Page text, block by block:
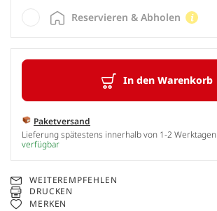
In den Warenkorb
Paketversand
Lieferung spätestens innerhalb von 1-2 Werktagen
verfügbar
Reservieren & Abholen
WEITEREMPFEHLEN
DRUCKEN
MERKEN